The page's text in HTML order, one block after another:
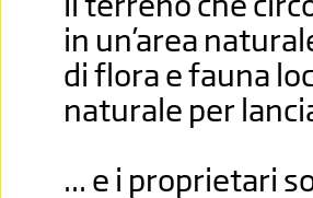
in un’area
di flora e fauna
naturale per
... e i proprietari